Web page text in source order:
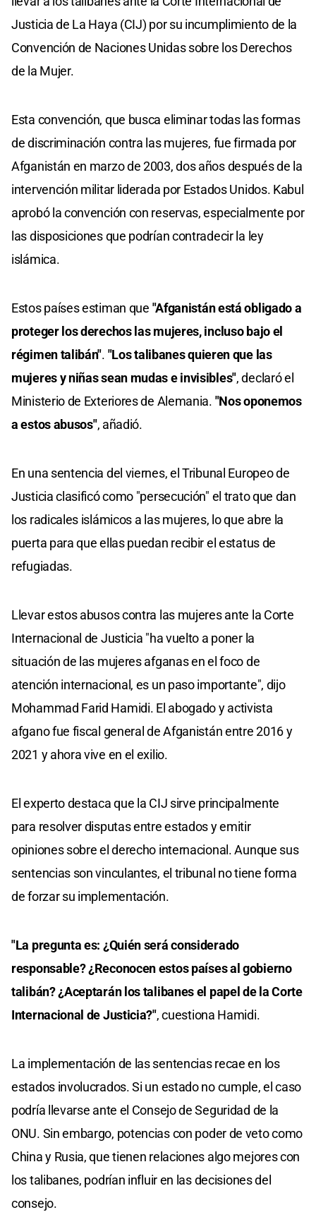
Justicia de La Haya (CIJ) por su incumplimiento de la
Convención de Naciones Unidas sobre los Derechos
de la Mujer.
Esta convención, que busca eliminar todas las formas
de discriminación contra las mujeres, fue firmada por
Afganistán en marzo de 2003, dos años después de la
intervención militar liderada por Estados Unidos. Kabul
aprobó la convención con reservas, especialmente por
las disposiciones que podrían contradecir la ley
islámica.
Estos países estiman que "Afganistán está obligado a
proteger los derechos las mujeres, incluso bajo el
régimen talibán". "Los talibanes quieren que las
mujeres y niñas sean mudas e invisibles", declaró el
Ministerio de Exteriores de Alemania. "Nos oponemos
a estos abusos", añadió.
En una sentencia del viernes, el Tribunal Europeo de
Justicia clasificó como "persecución" el trato que dan
los radicales islámicos a las mujeres, lo que abre la
puerta para que ellas puedan recibir el estatus de
refugiadas.
Llevar estos abusos contra las mujeres ante la Corte
Internacional de Justicia "ha vuelto a poner la
situación de las mujeres afganas en el foco de
atención internacional, es un paso importante", dijo
Mohammad Farid Hamidi. El abogado y activista
afgano fue fiscal general de Afganistán entre 2016 y
2021 y ahora vive en el exilio.
El experto destaca que la CIJ sirve principalmente
para resolver disputas entre estados y emitir
opiniones sobre el derecho internacional. Aunque sus
sentencias son vinculantes, el tribunal no tiene forma
de forzar su implementación.
"La pregunta es: ¿Quién será considerado
responsable? ¿Reconocen estos países al gobierno
talibán? ¿Aceptarán los talibanes el papel de la Corte
Internacional de Justicia?", cuestiona Hamidi.
La implementación de las sentencias recae en los
estados involucrados. Si un estado no cumple, el caso
podría llevarse ante el Consejo de Seguridad de la
ONU. Sin embargo, potencias con poder de veto como
China y Rusia, que tienen relaciones algo mejores con
los talibanes, podrían influir en las decisiones del
consejo.